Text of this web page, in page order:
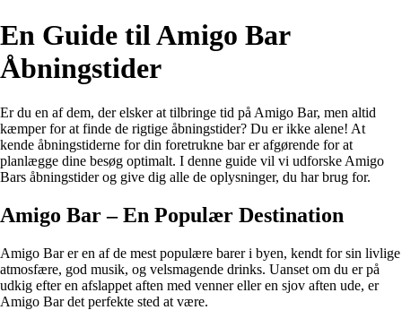
En Guide til Amigo Bar
Åbningstider
Er du en af ​​dem, der elsker at tilbringe tid på Amigo Bar, men altid
kæmper for at finde de rigtige åbningstider? Du er ikke alene! At
kende åbningstiderne for din foretrukne bar er afgørende for at
planlægge dine besøg optimalt. I denne guide vil vi udforske Amigo
Bars åbningstider og give dig alle de oplysninger, du har brug for.
Amigo Bar – En Populær Destination
Amigo Bar er en af ​​de mest populære barer i byen, kendt for sin livlige
atmosfære, god musik, og velsmagende drinks. Uanset om du er på
udkig efter en afslappet aften med venner eller en sjov aften ude, er
Amigo Bar det perfekte sted at være.